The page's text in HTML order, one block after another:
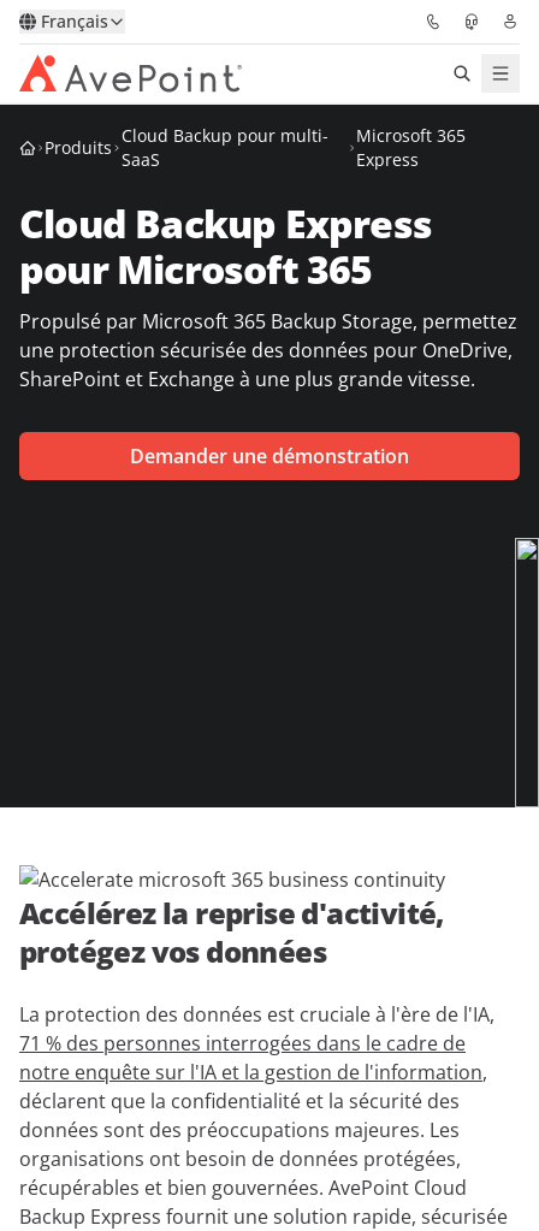
Français
Solutions
Confidence Platform
Tarification
Partenaires
Produits
Cloud Backup pour multi-
SaaS
Microsoft 365
Express
Cloud Backup Express
pour Microsoft 365
Propulsé par Microsoft 365 Backup Storage, permettez
une protection sécurisée des données pour OneDrive,
SharePoint et Exchange à une plus grande vitesse.
Demander une démonstration
Accélérez la reprise d'activité,
protégez vos données
La protection des données est cruciale à l'ère de l'IA,
71 % des personnes interrogées dans le cadre de
notre enquête sur l'IA et la gestion de l'information,
déclarent que la confidentialité et la sécurité des
données sont des préoccupations majeures. Les
organisations ont besoin de données protégées,
récupérables et bien gouvernées. AvePoint Cloud
Backup Express fournit une solution rapide, sécurisée